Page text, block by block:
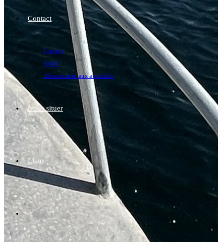
Contact
Contact
Tarifs
Abonnement aux actualités
Nous situer
Liens
Toggle